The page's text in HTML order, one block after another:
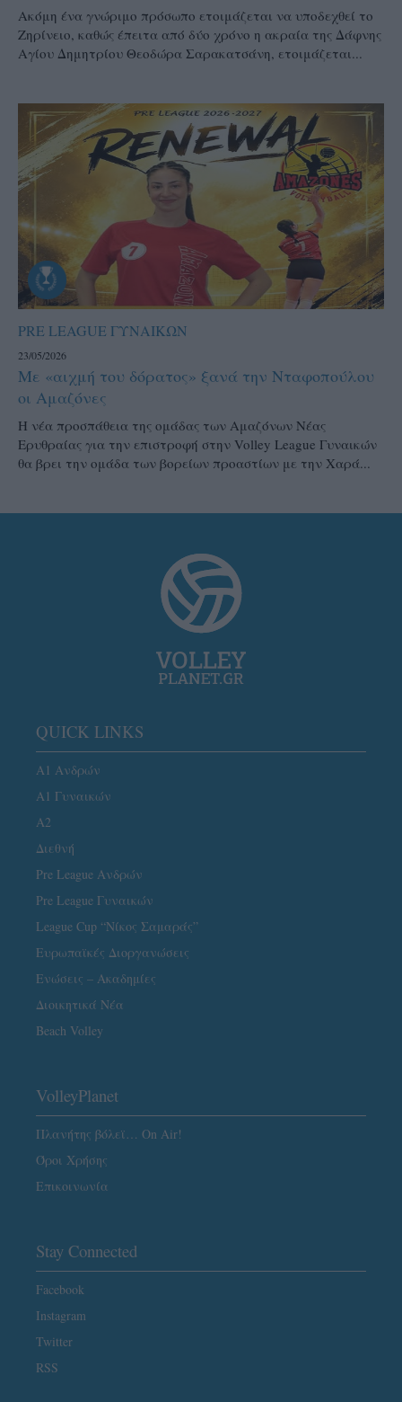
Ακόμη ένα γνώριμο πρόσωπο ετοιμάζεται να υποδεχθεί το
Ζηρίνειο, καθώς έπειτα από δύο χρόνο η ακραία της Δάφνης
Αγίου Δημητρίου Θεοδώρα Σαρακατσάνη, ετοιμάζεται...
PRE LEAGUE ΓΥΝΑΙΚΩΝ
23/05/2026
Με «αιχμή του δόρατος» ξανά την Νταφοπούλου
οι Αμαζόνες
Η νέα προσπάθεια της ομάδας των Αμαζόνων Νέας
Ερυθραίας για την επιστροφή στην Volley League Γυναικών
θα βρει την ομάδα των βορείων προαστίων με την Χαρά...
QUICK LINKS
Α1 Ανδρών
Α1 Γυναικών
A2
Διεθνή
Pre League Ανδρών
Pre League Γυναικών
League Cup “Νίκος Σαμαράς”
Ευρωπαϊκές Διοργανώσεις
Ενώσεις – Ακαδημίες
Διοικητικά Νέα
Beach Volley
VolleyPlanet
Πλανήτης βόλεϊ… On Air!
Όροι Χρήσης
Επικοινωνία
Stay Connected
Facebook
Instagram
Twitter
RSS